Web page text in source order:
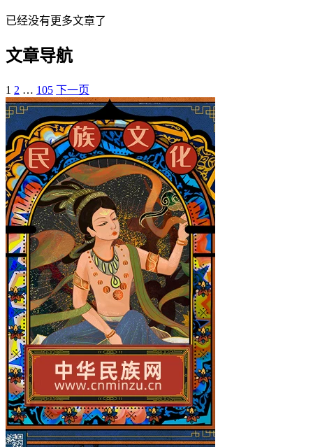
已经没有更多文章了
文章导航
1 2 … 105 下一页